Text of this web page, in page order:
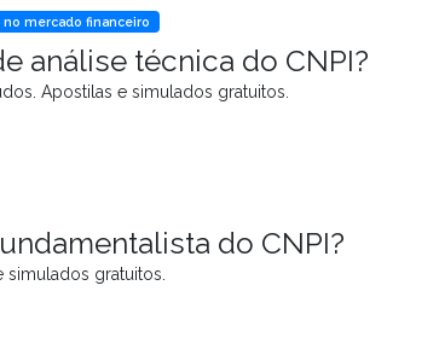
no mercado financeiro
análise técnica do CNPI?
Apostilas e simulados gratuitos.
do CNPI?
simulados gratuitos.